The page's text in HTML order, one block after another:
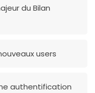
du Bilan
users
authentification